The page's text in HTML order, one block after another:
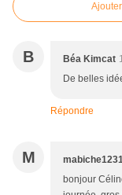
B Béa Kimcat
De belles
Répondre
M
bonjour